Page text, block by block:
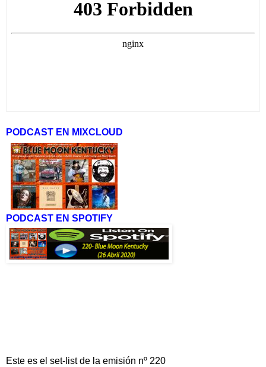
PODCAST EN MIXCLOUD
PODCAST EN SPOTIFY
Este es el set-list de la emisión nº 220